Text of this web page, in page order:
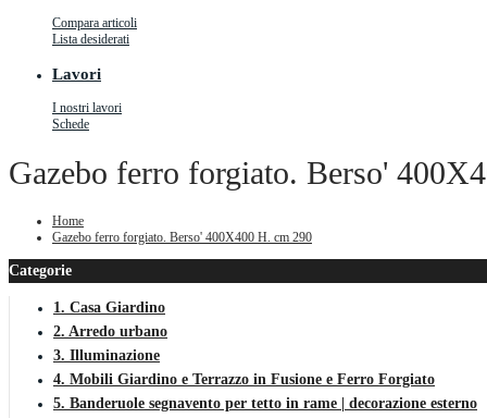
Compara articoli
Lista desiderati
Lavori
I nostri lavori
Schede
Gazebo ferro forgiato. Berso'
Home
Gazebo ferro forgiato. Berso' 400X400 H. cm 290
Categorie
1. Casa Giardino
2. Arredo urbano
3. Illuminazione
4. Mobili Giardino e Terrazzo in Fusione e Ferro Forgiato
5. Banderuole segnavento per tetto in rame | decorazione esterno